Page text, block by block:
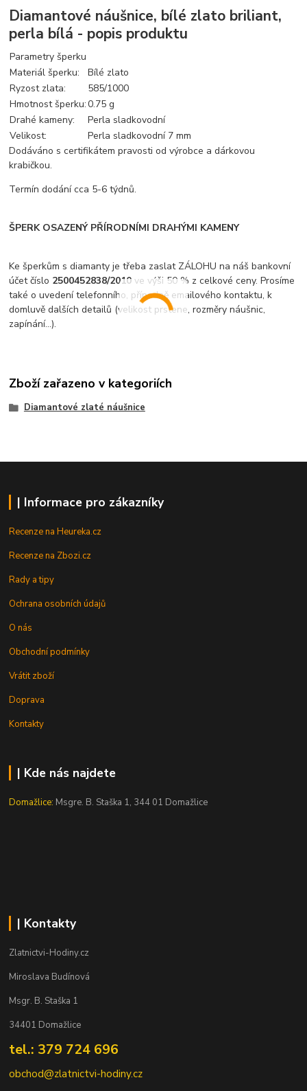
Diamantové náušnice, bílé zlato briliant,
perla bílá - popis produktu
Parametry šperku
Materiál šperku:
Bílé zlato
Ryzost zlata:
585/1000
Hmotnost šperku:0.75 g
Drahé kameny:
Perla sladkovodní
Velikost:
Perla sladkovodní 7 mm
Dodáváno s certifikátem pravosti od výrobce a dárkovou
krabičkou.
Termín dodání cca 5-6 týdnů.
ŠPERK OSAZENÝ PŘÍRODNÍMI DRAHÝMI KAMENY
Ke šperkům s diamanty je třeba zaslat ZÁLOHU na náš bankovní
účet číslo 2500452838/2010 ve výši 50 % z celkové ceny. Prosíme
také o uvedení telefonního, případně emailového kontaktu, k
domluvě dalších detailů (velikost prstene, rozměry náušnic,
zapínání...).
Zboží zařazeno v kategoriích
Diamantové zlaté náušnice
| Informace pro zákazníky
Recenze na Heureka.cz
Recenze na Zbozi.cz
Rady a tipy
Ochrana osobních údajů
O nás
Obchodní podmínky
Vrátit zboží
Doprava
Kontakty
| Kde nás najdete
Domažlice: Msgre. B. Staška 1, 344 01 Domažlice
| Kontakty
Zlatnictvi-Hodiny.cz
Miroslava Budínová
Msgr. B. Staška 1
34401 Domažlice
tel.: 379 724 696
obchod@zlatnictvi-hodiny.cz